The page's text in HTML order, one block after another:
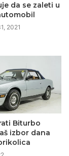
da se zaleti u
2021
Biturbo
izbor dana